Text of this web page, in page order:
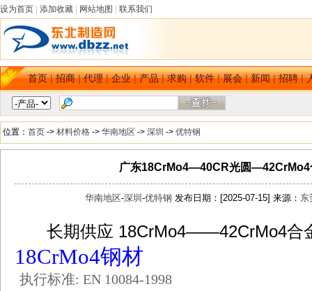
设为首页 添加收藏 网站地图 联系我们
首页|招商|代理|企业|产品|求购|软件|展会|新闻|招聘|
位置： 首页 -> 材料价格 -> 华南地区 -> 深圳 -> 优特钢
广东18CrMo4—40CR光圆—42CrMo4
华南地区-深圳-优特钢 发布日期：[2025-07-15] 来源： 东
长期供应 18CrMo4——42CrMo4合
18CrMo4钢材
执行标准: EN 10084-1998